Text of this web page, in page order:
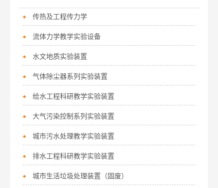
传热及工程传力学
流体力学教学实验设备
水文地质实验装置
气体除尘器系列实验装置
给水工程科研教学实验装置
大气污染控制系列实验装置
城市污水处理教学实验装置
排水工程科研教学实验装置
城市生活垃圾处理装置（固废）